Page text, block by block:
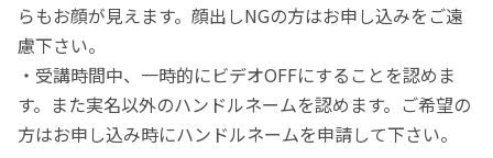
らもお顔が見えます。顔出しNGの方はお申し込みをご遠
慮下さい。
・受講時間中、一時的にビデオOFFにすることを認めま
す。また実名以外のハンドルネームを認めます。ご希望の
方はお申し込み時にハンドルネームを申請して下さい。